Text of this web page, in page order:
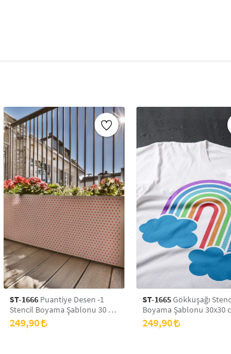
Duvar ve cam süslemeleri
ST-1666 Puantiye Desen -1
Stencil Boyama Şablonu 30 x
30 cm, Duvar Stencil, Fayans
Stencil, Mobilya Stencil
249,90
ST-1665Gökkuşağı
Boyama Şablonu 30x30
Duvar Stencil, Fayans
Mobilya Stencil
249,90